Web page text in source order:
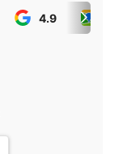
4.9